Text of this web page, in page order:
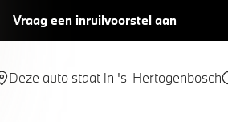
Vraag een inruilvoorstel aan
Deze auto staat in 's-Hertogenbosch